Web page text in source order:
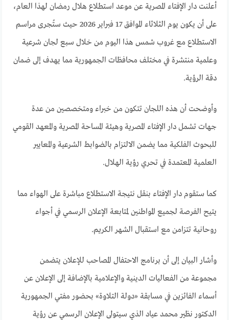
أعلنت دار الإفتاء المصرية عن موعد استطلاع هلال رمضان لهذا العام،
على أن يكون يوم الثلاثاء الموافق 17 فبراير 2026 حيث ستُجرى مراسم
الاستطلاع مع غروب شمس هذا اليوم من خلال سبع لجان شرعية
وعلمية منتشرة في مختلف محافظات الجمهورية مما يهدف إلى ضمان
دقة الرؤية.
وأوضحت أن هذه اللجان تتكون من خبراء ومتخصصين من عدة
جهات تشمل دار الإفتاء المصرية وهيئة المساحة المصرية والمعهد القومي
للبحوث الفلكية مما يضمن الالتزام بالضوابط الشرعية والمعايير
العلمية المعتمدة في تحري رؤية الهلال.
كما ستقوم دار الإفتاء بنقل نتيجة الاستطلاع مباشرة على الهواء مما
يتيح الفرصة لجميع المواطنين لمتابعة الإعلان الرسمي في أجواء
روحانية تتزامن مع استقبال الشهر الكريم.
وأشار البيان إلى أن برنامج الاحتفال المصاحب للإعلان يتضمن
مجموعة من الفعاليات الدينية والإعلامية بالإضافة إلى الإعلان عن
أسماء الفائزين في مسابقة «دولة التلاوة» بحضور مفتي الجمهورية
الدكتور نظير محمد عياد الذي سيتولى الإعلان الرسمي عن رؤية